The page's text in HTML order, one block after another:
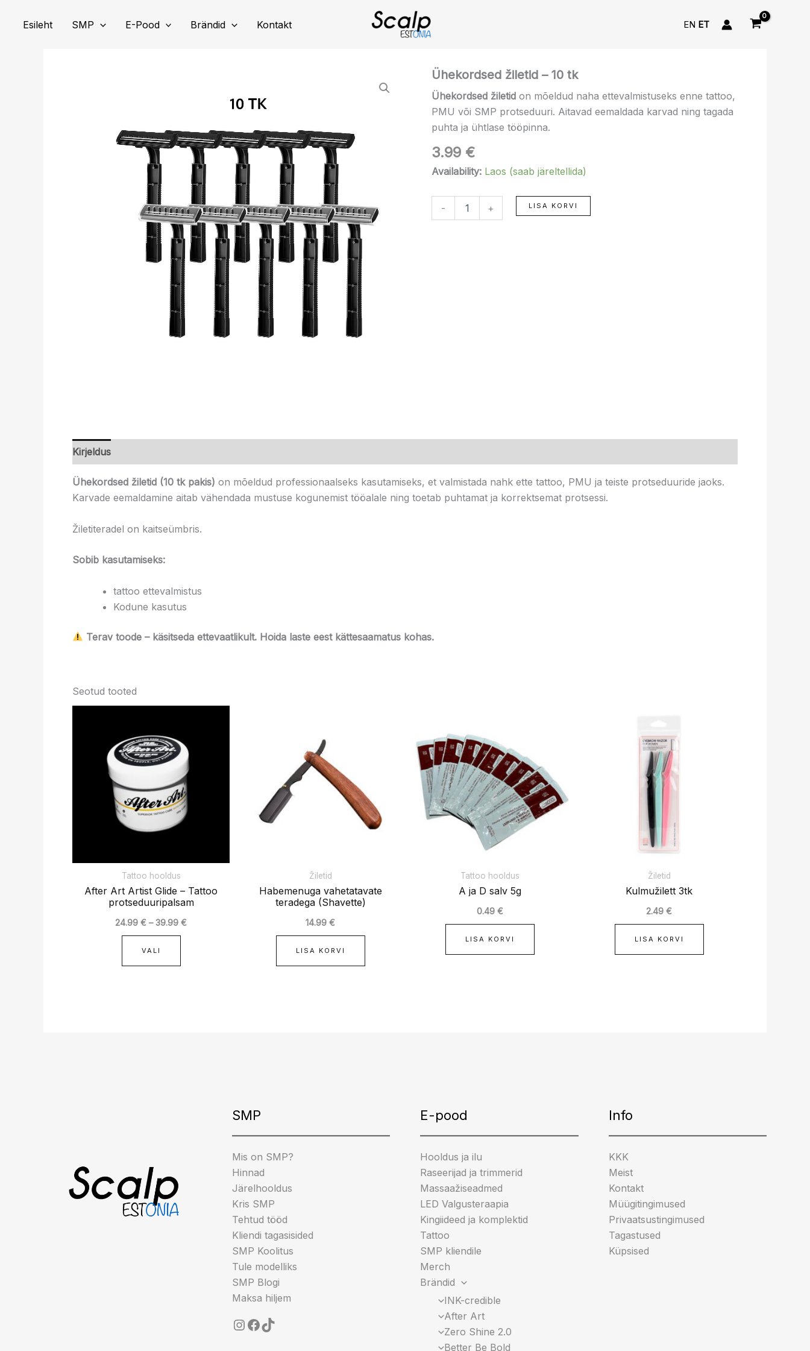
Esileht SMP E-Pood Brändid Kontakt EN ET
Ühekordsed žiletid – 10 tk
Ühekordsed žiletid on mõeldud naha ettevalmistuseks enne tattoo,
PMU või SMP protseduuri. Aitavad eemaldada karvad ning tagada
puhta ja ühtlase tööpinna.
3.99 €
Availability: Laos (saab järeltellida)
-
Ühekordsed
–
10
kogus
+ LISA KORVI
Kirjeldus
Ühekordsed žiletid (10 tk pakis) on mõeldud professionaalseks kasutamiseks, et valmistada nahk ette tattoo, PMU ja teiste protseduuride jaoks.
Karvade eemaldamine aitab vähendada mustuse kogunemist tööalale ning toetab puhtamat ja korrektsemat protsessi.
Žiletiteradel on kaitseümbris.
Sobib kasutamiseks:
tattoo ettevalmistus
Kodune kasutus
Terav toode – käsitseda ettevaatlikult. Hoida laste eest kättesaamatus kohas.
Seotud tooted
Tattoo hooldus
After Art Artist Glide – Tattoo
protseduuripalsam
24.99 € – 39.99 €
VALI
on
mitu
varianti.
Valikuid
saab
teha
Žiletid
Habemenuga vahetatavate
teradega (Shavette)
14.99 €
LISA KORVI
Tattoo hooldus
A ja D salv 5g
0.49 €
LISA KORVI
Žiletid
Kulmužilett 3tk
2.49 €
LISA KORVI
SMP
Mis on SMP?
Hinnad
Järelhooldus
Kris SMP
Tehtud tööd
Kliendi tagasisided
SMP Koolitus
Tule modelliks
SMP Blogi
Maksa hiljem
Instagram
Facebook E-pood
Hooldus ja ilu
Raseerijad ja trimmerid
Massaažiseadmed
LED Valgusteraapia
Kingiideed ja komplektid
Tattoo
SMP kliendile
Merch
Brändid
INK-credible
After Art
Zero Shine 2.0
Better Be Bold
Info
KKK
Meist
Kontakt
Müügitingimused
Privaatsustingimused
Tagastused
Küpsised